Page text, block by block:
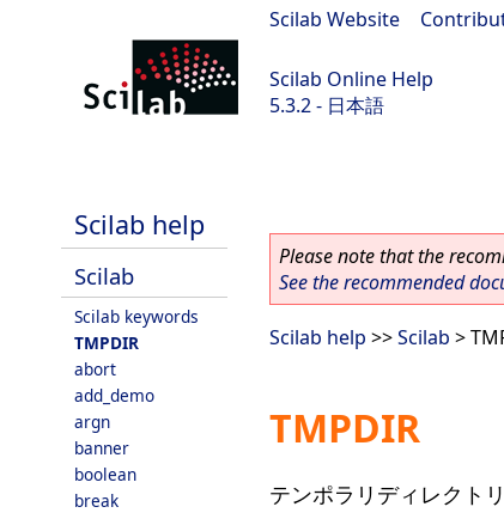
Scilab Website
Scilab Online Help
5.3.2 - 日本語
Scilab help
Scilab
Scilab keywords
TMPDIR
abort
add_demo
argn
banner
boolean
break
Please note that the
See the recommended
Scilab help >>Scilab >
TMPDIR
テンポラリディレクト